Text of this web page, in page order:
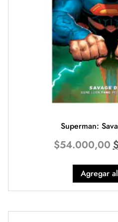
Superman:
$54.000,00
Agregar